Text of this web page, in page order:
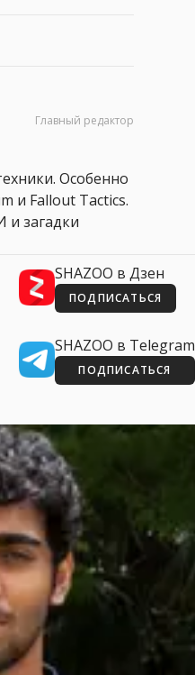
Главный редактор
Особенно
и Fallout Tactics.
и загадки
SHAZOO в Дзен
ПОДПИСАТЬСЯ
SHAZOO в Telegram
ПОДПИСАТЬСЯ